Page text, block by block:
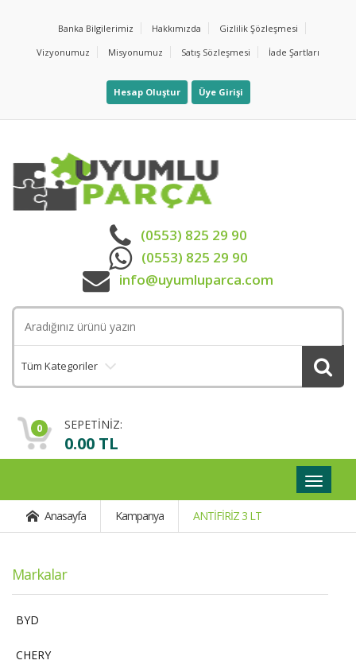
Banka Bilgilerimiz Hakkımızda
Gizlilik Şözleşmesi
Vizyonumuz
Misyonumuz Satış Sözleşmesi İade Şartları
Hesap Oluştur Üye Girişi
(0553) 825 29 90
(0553) 825 29 90
info@uyumluparca.com
Tüm Kategoriler
0 SEPETİNİZ:
0.00 TL
Geçişli
Anasayfa
Kampanya ANTİFİRİZ 3 LT
Markalar
BYD
CHERY